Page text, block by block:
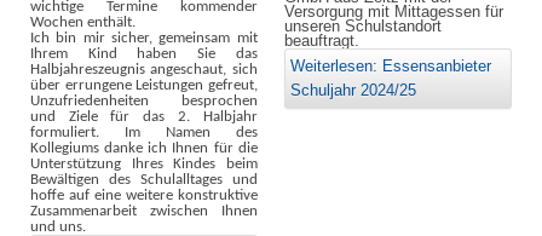
wichtige Termine kommender
Wochen enthält.
Ich bin mir sicher, gemeinsam mit
Ihrem Kind haben Sie das
Halbjahreszeugnis angeschaut, sich
über errungene Leistungen gefreut,
Unzufriedenheiten besprochen
und Ziele für das 2. Halbjahr
formuliert. Im Namen des
Kollegiums danke ich Ihnen für die
Unterstützung Ihres Kindes beim
Bewältigen des Schulalltages und
hoffe auf eine weitere konstruktive
Zusammenarbeit zwischen Ihnen
und uns.
Versorgung mit Mittagessen für
unseren Schulstandort
beauftragt.
Weiterlesen: Essensanbieter
Schuljahr 2024/25